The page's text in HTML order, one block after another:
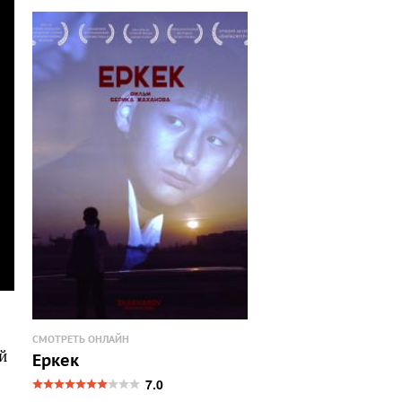
СМОТРЕТЬ ОНЛАЙН
Еркек
7.0